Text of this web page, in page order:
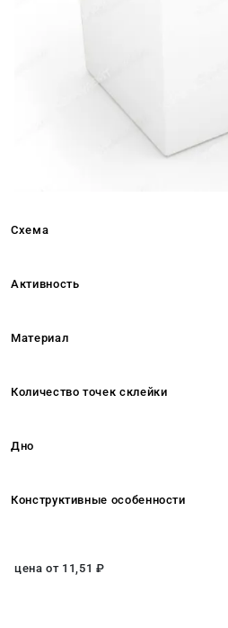
Схема
Активность
Материал
Количество точек склейки
Дно
Конструктивные особенности
цена от 11,51 ₽